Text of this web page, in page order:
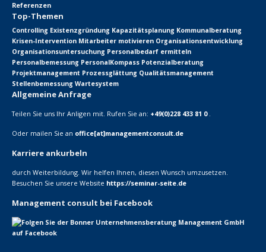
Referenzen
Top-Themen
Controlling Existenzgründung Kapazitätsplanung Kommunalberatung
Krisen-Intervention Mitarbeiter motivieren Organisationsentwicklung
Organisationsuntersuchung Personalbedarf ermitteln
Personalbemessung PersonalKompass Potenzialberatung
Projektmanagement Prozessglättung Qualitätsmanagement
Stellenbemessung Wartesystem
Allgemeine Anfrage
Teilen Sie uns Ihr Anligen mit. Rufen Sie an: +49(0)228 433 81 0 .
Oder mailen Sie an office[at]managementconsult.de
Karriere ankurbeln
durch Weiterbildung. Wir helfen Ihnen, diesen Wunsch umzusetzen.
Besuchen Sie unsere Website https://seminar-seite.de
Management consult bei Facebook